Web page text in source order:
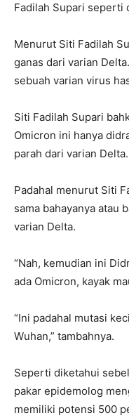
Fadilah Supari seperti
Menurut Siti Fadilah
ganas dari varian
sebuah varian virus
Siti Fadilah Supari
Omicron ini hanya
parah dari varian Delta.
Padahal menurut Siti
sama bahayanya atau
varian Delta.
“Nah, kemudian ini
ada Omicron, kayak
“Ini padahal mutasi
Wuhan,” tambahnya.
Seperti diketahui
pakar epidemolog
memiliki potensi 500